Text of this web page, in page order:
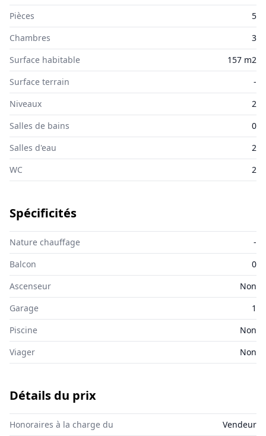
Pièces
5
Chambres
3
Surface habitable
157 m2
Surface terrain
-
Niveaux
2
Salles de bains
0
Salles d'eau
2
WC
2
Spécificités
Nature chauffage
-
Balcon
0
Ascenseur
Non
Garage
1
Piscine
Non
Viager
Non
Détails du prix
Honoraires à la charge du Vendeur